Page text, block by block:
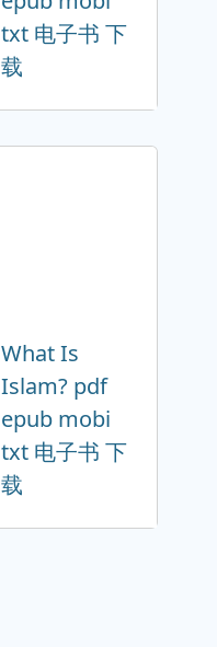
txt 电子书 下
载
What Is
Islam? pdf
epub mobi
txt 电子书 下
载